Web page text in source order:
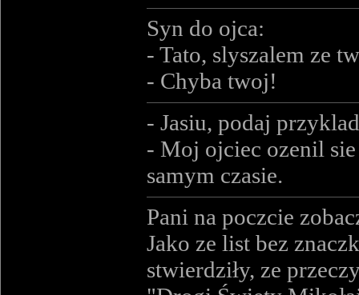
Syn do ojca:
- Tato, slyszalem ze
- Chyba twoj!
- Jasiu, podaj
- Moj ojciec ozenil
samym czasie.
Pani na poczcie
Jako ze list bez
stwierdziły, ze